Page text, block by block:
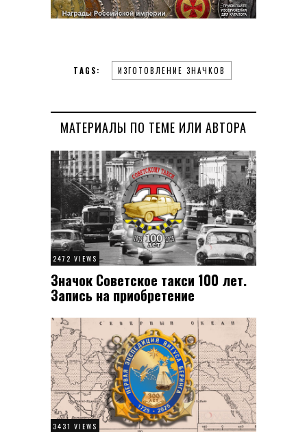
TAGS: ИЗГОТОВЛЕНИЕ ЗНАЧКОВ
МАТЕРИАЛЫ ПО ТЕМЕ ИЛИ АВТОРА
2472 VIEWS
Значок Советское такси 100 лет.
Запись на приобретение
3431 VIEWS